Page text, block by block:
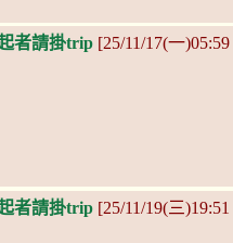
者請掛trip [25/11/17(一
者請掛trip [25/11/19(三